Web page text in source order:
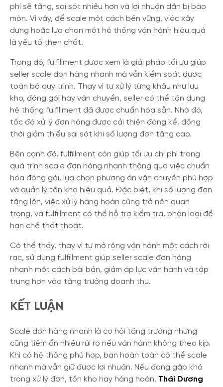
phí sẽ tăng, sai sót nhiều hơn và lợi nhuận dần bị bào
mòn. Vì vậy, để scale một cách bền vững, việc xây
dựng hoặc lựa chọn một hệ thống vận hành hiệu quả
là yếu tố then chốt.
Trong đó, fulfillment được xem là giải pháp tối ưu giúp
seller scale đơn hàng nhanh mà vẫn kiểm soát được
toàn bộ quy trình. Thay vì tự xử lý từng khâu như lưu
kho, đóng gói hay vận chuyển, seller có thể tận dụng
hệ thống fulfillment đã được chuẩn hóa sẵn. Nhờ đó,
tốc độ xử lý đơn hàng được cải thiện đáng kể, đồng
thời giảm thiểu sai sót khi số lượng đơn tăng cao.
Bên cạnh đó, fulfillment còn giúp tối ưu chi phí trong
quá trình scale đơn hàng nhanh thông qua việc chuẩn
hóa đóng gói, lựa chọn phương án vận chuyển phù hợp
và quản lý tồn kho hiệu quả. Đặc biệt, khi số lượng đơn
tăng lên, việc xử lý hàng hoàn cũng trở nên quan
trọng, và fulfillment có thể hỗ trợ kiểm tra, phân loại để
hạn chế thất thoát.
Có thể thấy, thay vì tự mở rộng vận hành một cách rời
rạc, sử dụng fulfillment giúp seller scale đơn hàng
nhanh một cách bài bản, giảm áp lực vận hành và tập
trung hơn vào tăng trưởng doanh thu.
KẾT LUẬN
Scale đơn hàng nhanh là cơ hội tăng trưởng nhưng
cũng tiềm ẩn nhiều rủi ro nếu vận hành không theo kịp.
Khi có hệ thống phù hợp, bạn hoàn toàn có thể scale
nhanh mà vẫn giữ được lợi nhuận. Nếu đang gặp khó
trong xử lý đơn, tồn kho hay hàng hoàn, Thái Dương